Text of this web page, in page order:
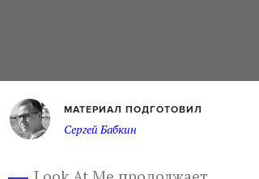
МАТЕРИАЛ ПОДГОТОВИЛ
Сергей Бабкин